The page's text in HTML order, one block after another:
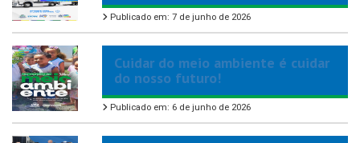
Publicado em: 7 de junho de 2026
Cuidar do meio ambiente é cuidar
do nosso futuro!
Publicado em: 6 de junho de 2026